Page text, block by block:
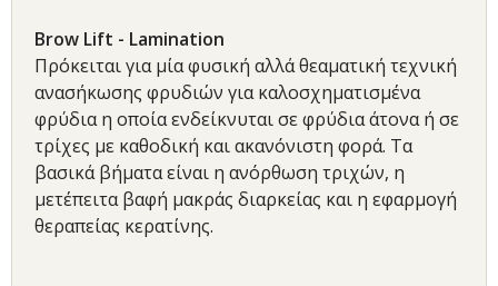
Brow Lift - Lamination
Πρόκειται για μία φυσική αλλά θεαματική τεχνική
ανασήκωσης φρυδιών για καλοσχηματισμένα
φρύδια η οποία ενδείκνυται σε φρύδια άτονα ή σε
τρίχες με καθοδική και ακανόνιστη φορά. Τα
βασικά βήματα είναι η ανόρθωση τριχών, η
μετέπειτα βαφή μακράς διαρκείας και η εφαρμογή
θεραπείας κερατίνης.